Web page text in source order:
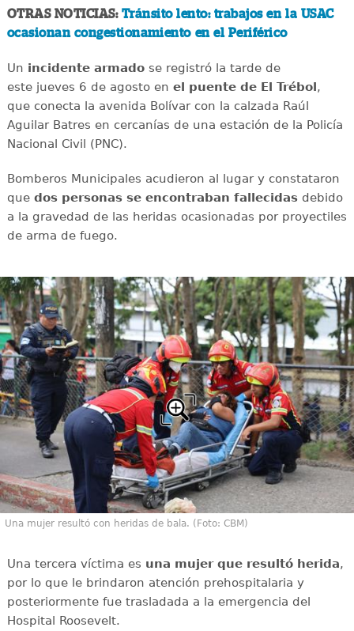
OTRAS NOTICIAS: Tránsito lento: trabajos en la USAC
ocasionan congestionamiento en el Periférico
Un incidente armadose registró la tarde de
este jueves 6 de agosto en el puente de El Trébol ,
que conecta la avenida Bolívar con la calzada Raúl
Aguilar Batres en cercanías de una estación de la Policía
Nacional Civil (PNC).
Bomberos Municipales acudieron al lugar y constataron
que dos personas se encontraban fallecidasdebido
a la gravedad de las heridas ocasionadas por proyectiles
de arma de fuego.
Una mujer resultó con heridas de bala. (Foto: CBM)
Una tercera víctima es una mujer que resultó herida,
por lo que le brindaron atención prehospitalaria y
posteriormente fue trasladada a la emergencia del
Hospital Roosevelt.